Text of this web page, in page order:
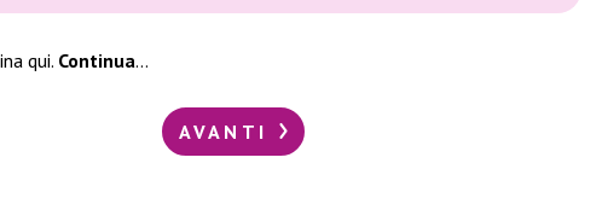
qui. Continua…
AVANTI